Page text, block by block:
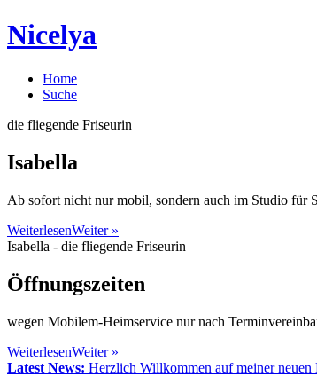
Nicelya
Home
Suche
die fliegende Friseurin
Isabella
Ab sofort nicht nur mobil, sondern auch im Studio für
WeiterlesenWeiter »
Isabella - die fliegende Friseurin
Öffnungszeiten
wegen Mobilem-Heimservice nur nach
WeiterlesenWeiter »
Latest News: Herzlich Willkommen auf meiner neuen